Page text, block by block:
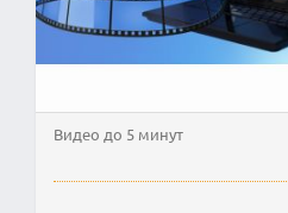
Видео до 5 минут